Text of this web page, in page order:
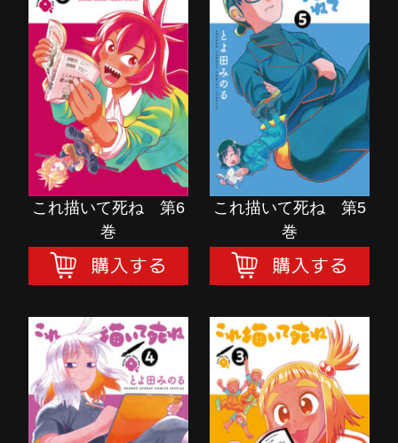
これ描いて死ね 第6
巻
購入する
これ描いて死ね 第6
巻
これ描いて死ね 第5
巻
購入する
これ描いて死ね 第5
巻
これ描いて死ね 第4
巻
これ描いて死ね 第3
巻